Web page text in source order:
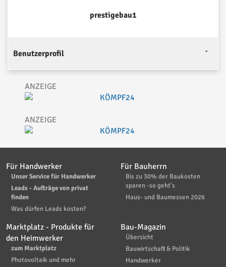
prestigebau1
Benutzerprofil
Für Handwerker
Unser Service für Handwerker
Leads - Aufträge von privat
finden
Was dürfen Leads kosten?
Für Bauherrn
Bis zu 30% der Baukosten
sparen -so geht's
Haus- und Baumessen 2026
Marktplatz - Produkte für
den Heimwerker
zum Marktplatz
Photovoltaik und mehr
Bau-Magazin
Übersicht
Bauwirtschaft & Politik
Handwerker